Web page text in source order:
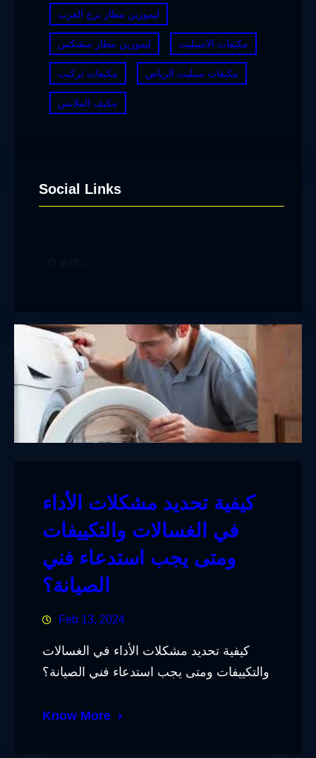
ليموزين مطار برج العرب
ليموزين مطار سفنكس مكيفات الاسبليت
مكيفات تركيب مكيفات سبليت الرياض
مكيف الملابس
Social Links
كيفية تحديد مشكلات الأداء
في الغسالات والتكييفات
ومتى يجب استدعاء فني
الصيانة؟
Feb 13, 2024
كيفية تحديد مشكلات الأداء في الغسالات
والتكييفات ومتى يجب استدعاء فني الصيانة؟
Know More